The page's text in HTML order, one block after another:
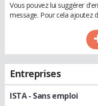
Vous pouvez lui suggérer
message. Pour cela ajoutez
Entreprises
ISTA- Sans emploi